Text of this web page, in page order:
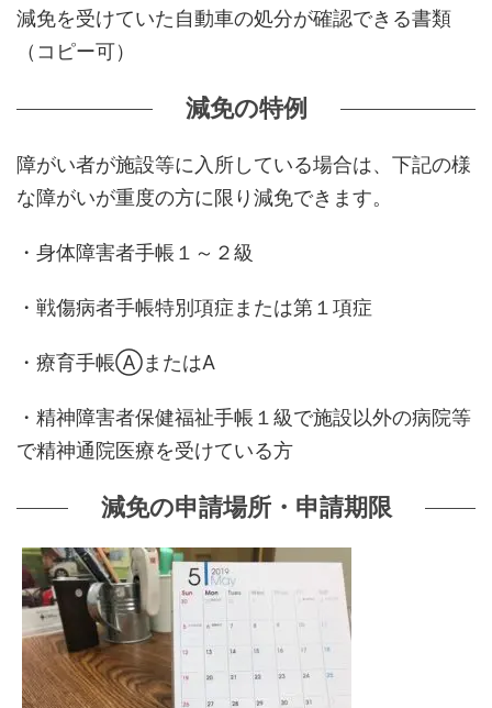
減免を受けていた自動車の処分が確認できる書類
（コピー可）
減免の特例
障がい者が施設等に入所している場合は、下記の様
な障がいが重度の方に限り減免できます。
・身体障害者手帳１～２級
・戦傷病者手帳特別項症または第１項症
・療育手帳ⒶまたはA
・精神障害者保健福祉手帳１級で施設以外の病院等
で精神通院医療を受けている方
減免の申請場所・申請期限